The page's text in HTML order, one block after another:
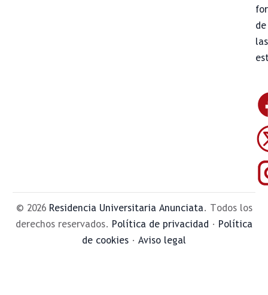
de
las
© 2026 Residencia Universitaria Anunciata. Todos los
derechos reservados. Política de privacidad · Política
de cookies · Aviso legal